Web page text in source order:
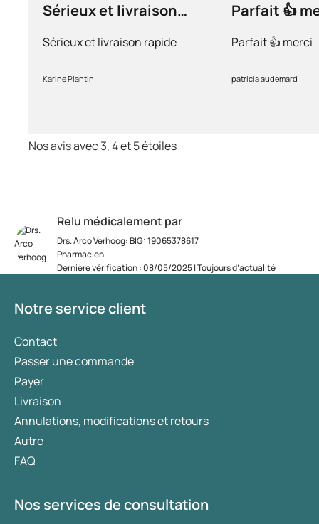
Relu médicalement par
Drs. Arco Verhoog:BIG: 19065378617
Pharmacien
Dernière vérification : 08/05/2025 | Toujours d’actualité
Sérieux et livraison
Sérieux et livraison rapide
Karine Plantin
Parfait 👍
Parfait 👍 merci
patricia audemard
Nos avis avec 3, 4 et 5 étoiles
Notre service client
Contact
Passer une commande
Payer
Livraison
Annulations, modifications et retours
Autre
FAQ
Nos services de consultation